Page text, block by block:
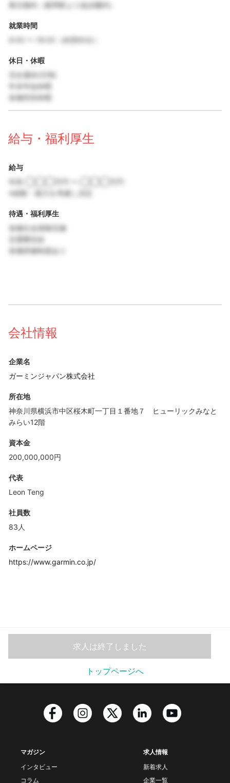
東京都内（最寄駅より徒歩圏内）
就業時間
9:00 〜 18:00（休憩60分）
休日・休暇
完全週休2日制
年末年始休暇
各種特別休暇
給与・福利厚生
給与
※経験・能力を考慮し決定
待遇・福利厚生
各種社会保険完備
交通費支給
各種研修制度あり
会社情報
企業名
ガーミンジャパン株式会社
所在地
神奈川県横浜市中区桜木町一丁目１番地７ ヒューリックみなと
みらい12階
資本金
200,000,000円
代表
Leon Teng
社員数
83人
ホームページ
https://www.garmin.co.jp/
求人は終了しました
トップページへ
マガジン
インタビュー
コラム
求人情報
新着求人
企業一覧